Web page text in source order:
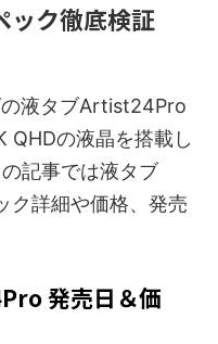
ック徹底検証
液タブArtist24Pro
QHDの液晶を搭載し
記事では液タブ
詳細や価格、発売
発売日＆価